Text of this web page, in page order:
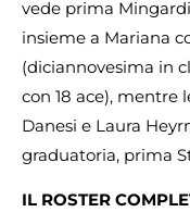
vede prima
insieme a Mariana
(diciannovesima in
con 18 ace), mentre
Danesi e Laura
graduatoria, prima
IL ROSTER